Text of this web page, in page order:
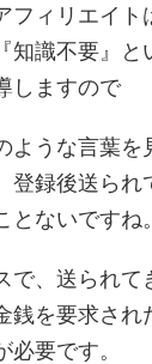
フィリエイト
知識不要』と
しますので
ような言葉を
登録後送られ
ないですね。
で、送られて
銭を要求され
要です。